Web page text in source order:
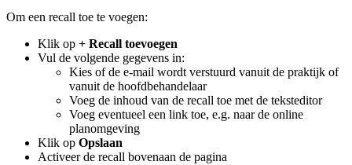
Om een recall toe te voegen:
Klik op + Recall toevoegen
Vul de volgende gegevens in:
Kies of de e-mail wordt verstuurd vanuit de praktijk of
vanuit de hoofdbehandelaar
Voeg de inhoud van de recall toe met de teksteditor
Voeg eventueel een link toe, e.g. naar de online
planomgeving
Klik op Opslaan
Activeer de recall bovenaan de pagina